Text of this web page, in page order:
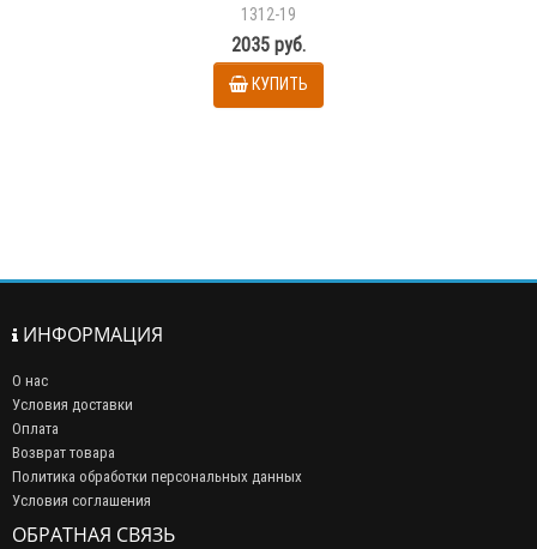
1312-19
2035 руб.
КУПИТЬ
ИНФОРМАЦИЯ
О нас
Условия доставки
Оплата
Возврат товара
Политика обработки персональных данных
Условия соглашения
ОБРАТНАЯ СВЯЗЬ